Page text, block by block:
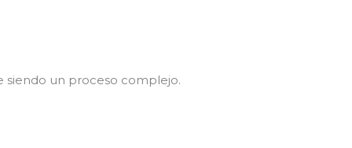
siendo un proceso complejo.